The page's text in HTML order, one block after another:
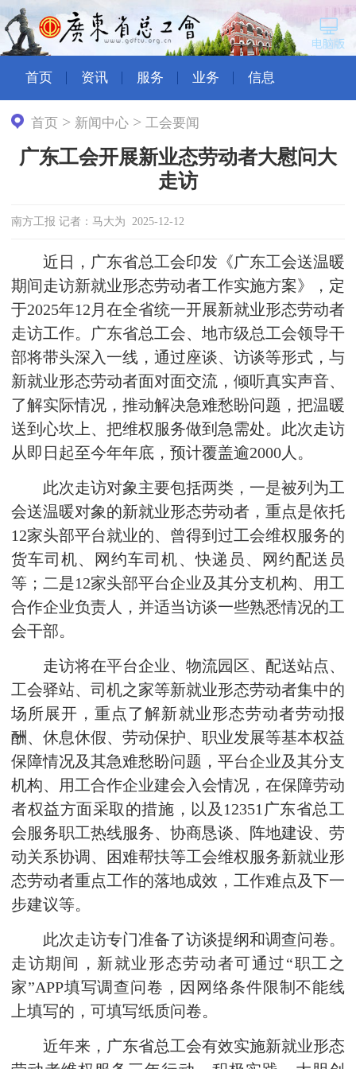
首页 资讯 服务 业务 信息
首页 > 新闻中心 > 工会要闻
广东工会开展新业态劳动者大慰问大
走访
南方工报 记者：马大为 2025-12-12
近日，广东省总工会印发《广东工会送温暖
期间走访新就业形态劳动者工作实施方案》，定
于2025年12月在全省统一开展新就业形态劳动者
走访工作。广东省总工会、地市级总工会领导干
部将带头深入一线，通过座谈、访谈等形式，与
新就业形态劳动者面对面交流，倾听真实声音、
了解实际情况，推动解决急难愁盼问题，把温暖
送到心坎上、把维权服务做到急需处。此次走访
从即日起至今年年底，预计覆盖逾2000人。
此次走访对象主要包括两类，一是被列为工
会送温暖对象的新就业形态劳动者，重点是依托
12家头部平台就业的、曾得到过工会维权服务的
货车司机、网约车司机、快递员、网约配送员
等；二是12家头部平台企业及其分支机构、用工
合作企业负责人，并适当访谈一些熟悉情况的工
会干部。
走访将在平台企业、物流园区、配送站点、
工会驿站、司机之家等新就业形态劳动者集中的
场所展开，重点了解新就业形态劳动者劳动报
酬、休息休假、劳动保护、职业发展等基本权益
保障情况及其急难愁盼问题，平台企业及其分支
机构、用工合作企业建会入会情况，在保障劳动
者权益方面采取的措施，以及12351广东省总工
会服务职工热线服务、协商恳谈、阵地建设、劳
动关系协调、困难帮扶等工会维权服务新就业形
态劳动者重点工作的落地成效，工作难点及下一
步建议等。
此次走访专门准备了访谈提纲和调查问卷。
走访期间，新就业形态劳动者可通过“职工之
家”APP填写调查问卷，因网络条件限制不能线
上填写的，可填写纸质问卷。
近年来，广东省总工会有效实施新就业形态